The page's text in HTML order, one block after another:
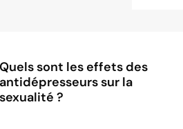
Quels sont les effets des
antidépresseurs sur la
sexualité ?